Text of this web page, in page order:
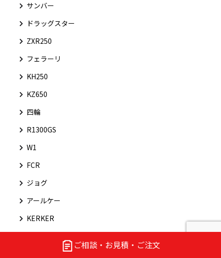
ご相談・お見積・ご注文
サンバー
ドラッグスター
ZXR250
フェラーリ
KH250
KZ650
四輪
R1300GS
W1
FCR
ジョグ
アールケー
KERKER